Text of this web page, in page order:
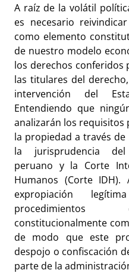
A raíz de la volátil
es necesario
como elemento
de nuestro modelo
los derechos
las titulares del
intervención del
Entendiendo que
analizarán los requisitos
la propiedad a través
la jurisprudencia del
peruano y la Corte
Humanos (Corte
expropiación
procedimientos
constitucionalmente
de modo que este
despojo o confiscación
parte de la